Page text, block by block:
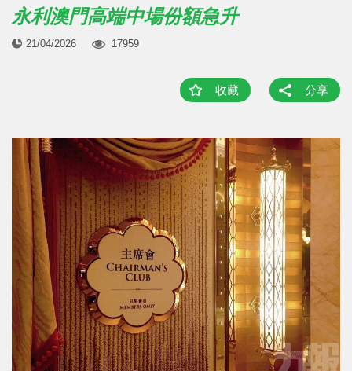
永利澳門高端中場份額急升
21/04/2026 17959
收藏 分享